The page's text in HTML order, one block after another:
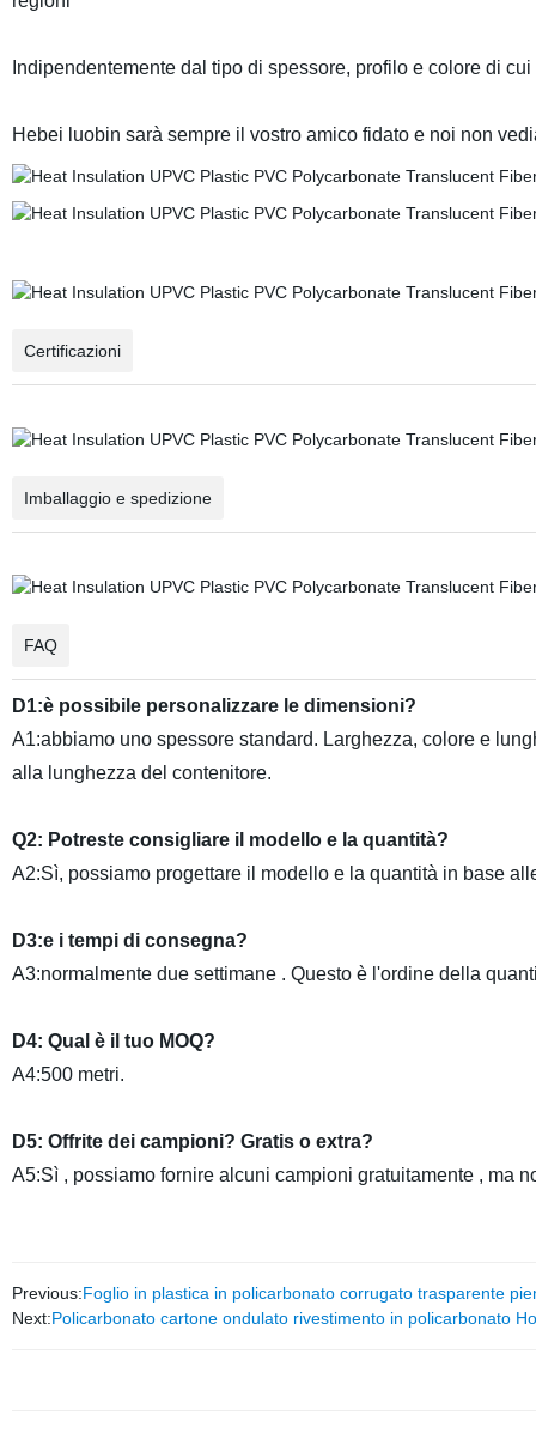
Indipendentemente dal tipo di spessore, profilo e colore di
Hebei luobin sarà sempre il vostro amico fidato e noi non
Certificazioni
Imballaggio e spedizione
FAQ
D1:è possibile personalizzare le dimensioni?
A1:abbiamo uno spessore standard. Larghezza, colore e
alla lunghezza del contenitore.
Q2: Potreste consigliare il modello e la quantità?
A2:Sì, possiamo progettare il modello e la quantità in base
D3:e i tempi di consegna?
A3:normalmente due settimane . Questo è l'ordine della
D4: Qual è il tuo MOQ?
A4:500 metri.
D5: Offrite dei campioni? Gratis o extra?
A5:Sì , possiamo fornire alcuni campioni gratuitamente , ma
Previous:Foglio in plastica in policarbonato corrugato trasparente
Next:Policarbonato cartone ondulato rivestimento in policarbonato